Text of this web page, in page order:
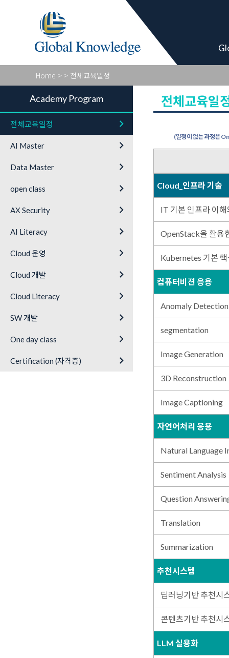
Academy
Home > > 전체교육일정
Academy Program
전체교육일정 keyboard_arrow_right
AI Master keyboard_arrow_right
Data Master keyboard_arrow_right
open class keyboard_arrow_right
AX Security keyboard_arrow_right
AI Literacy keyboard_arrow_right
Cloud 운영 keyboard_arrow_right
Cloud 개발 keyboard_arrow_right
Cloud Literacy keyboard_arrow_right
SW 개발 keyboard_arrow_right
One day class keyboard_arrow_right
Certification (자격증) keyboard_arrow_right
전체교육일
(일정이 없는 과정은
Cloud_인프라 기술
IT 기본 인프라 이해
OpenStack을 활용
Kubernetes 기본
컴퓨터비젼 응용
Anomaly Detection
segmentation
Image Generation
3D Reconstruction
Image Captioning
자연어처리 응용
Natural Language
Sentiment Analysis
Question
Translation
Summarization
추천시스템
딥러닝기반 추천시
콘텐츠기반 추천시
LLM 실용화